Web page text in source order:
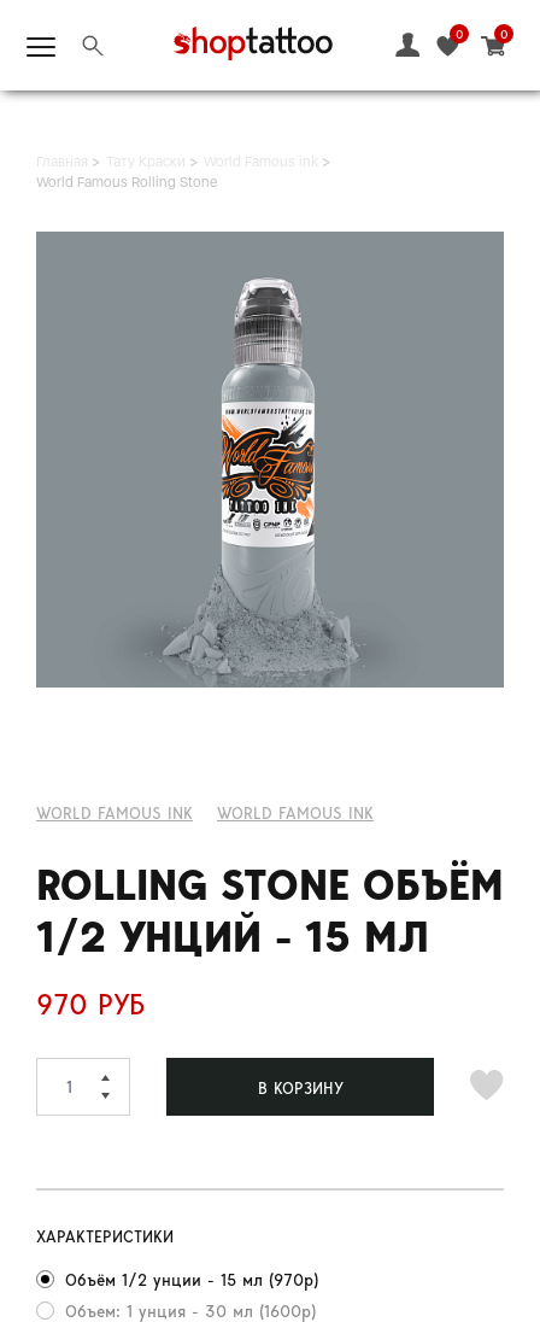
0
0
Главная Тату Краски
World Famous ink
World Famous Rolling Stone
WORLD FAMOUS INK WORLD FAMOUS INK
ROLLING STONE ОБЪЁМ
1/2 УНЦИЙ - 15 МЛ
970 РУБ
В КОРЗИНУ
ХАРАКТЕРИСТИКИ
Объём 1/2 унции - 15 мл (970р)
Объем: 1 унция - 30 мл (1600р)